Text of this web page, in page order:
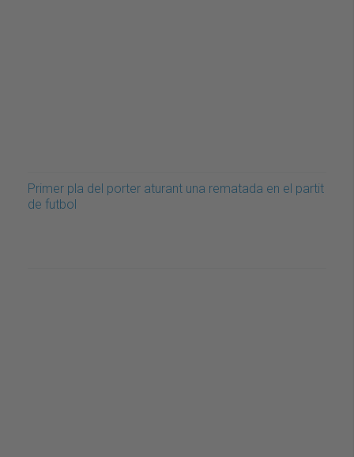
Primer pla del porter aturant una rematada en el partit
de futbol